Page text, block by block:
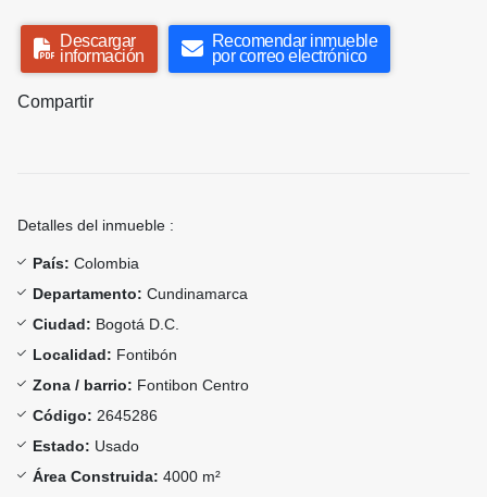
Descargar
información
Recomendar inmueble
por correo electrónico
Compartir
Detalles del inmueble :
País: Colombia
Departamento: Cundinamarca
Ciudad: Bogotá D.C.
Localidad: Fontibón
Zona / barrio: Fontibon Centro
Código: 2645286
Estado: Usado
Área Construida: 4000 m²